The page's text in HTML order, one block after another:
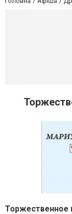
Торжественное